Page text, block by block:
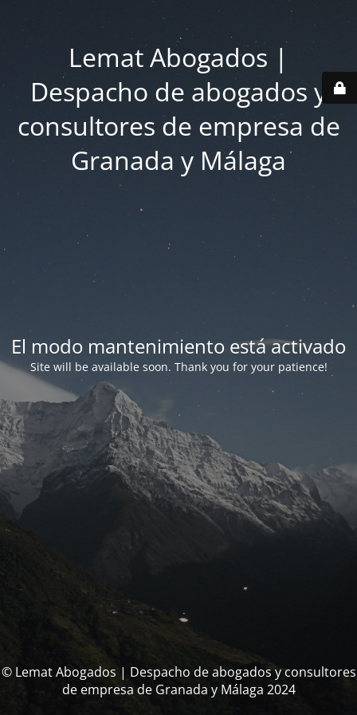
Lemat Abogados |
Despacho de abogados y
consultores de empresa de
Granada y Málaga
El modo mantenimiento está activado
Site will be available soon. Thank you for your patience!
© Lemat Abogados | Despacho de abogados y consultores
de empresa de Granada y Málaga 2024